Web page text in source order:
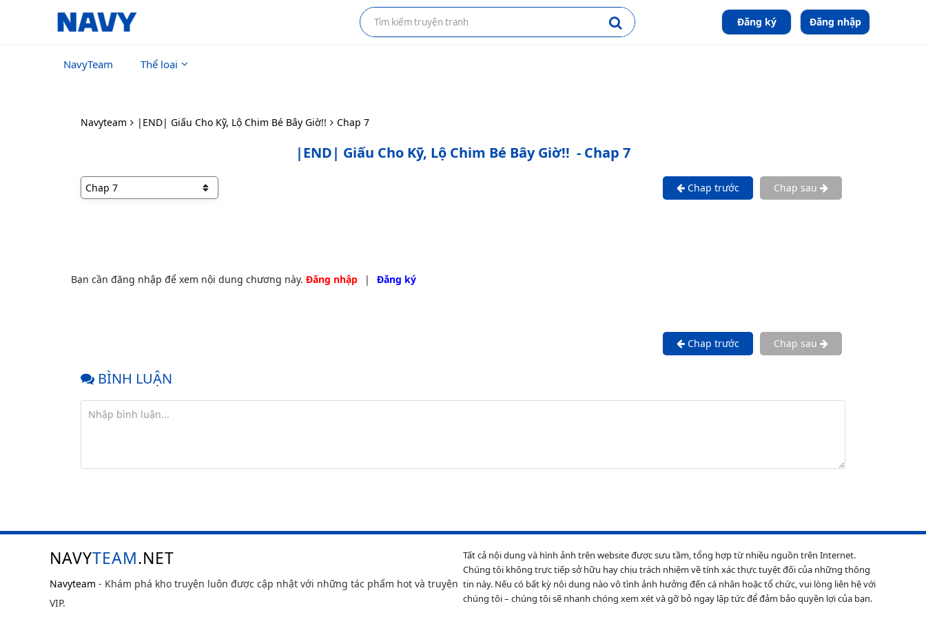
Đăng ký Đăng nhập
NavyTeam Thể loại
Navyteam |END| Giấu Cho Kỹ, Lộ Chim Bé Bây Giờ!! Chap 7
|END| Giấu Cho Kỹ, Lộ Chim Bé Bây Giờ!! - Chap 7
Chap trước Chap sau
Bạn cần đăng nhập để xem nội dung chương này. Đăng nhập | Đăng ký
Chap trước Chap sau
BÌNH LUẬN
NAVYTEAM.NET
Navyteam - Khám phá kho truyện luôn được cập nhật với những tác phẩm hot và truyện
VIP.
Tất cả nội dung và hình ảnh trên website được sưu tầm, tổng hợp từ nhiều nguồn trên Internet.
Chúng tôi không trực tiếp sở hữu hay chịu trách nhiệm về tính xác thực tuyệt đối của những thông
tin này. Nếu có bất kỳ nội dung nào vô tình ảnh hưởng đến cá nhân hoặc tổ chức, vui lòng liên hệ với
chúng tôi – chúng tôi sẽ nhanh chóng xem xét và gỡ bỏ ngay lập tức để đảm bảo quyền lợi của bạn.